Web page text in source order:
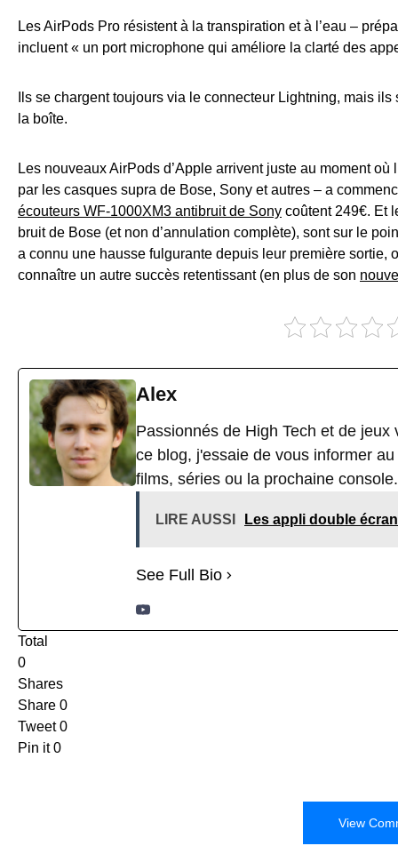
Les AirPods Pro résistent à la transpiration et à l’eau –
incluent « un port microphone qui améliore la clarté des
Ils se chargent toujours via le connecteur Lightning, mais
la boîte.
Les nouveaux AirPods d’Apple arrivent juste au moment
par les casques supra de Bose, Sony et autres – a
écouteurs WF-1000XM3 antibruit de Sony coûtent 249€. Et
bruit de Bose (et non d’annulation complète), sont sur le
a connu une hausse fulgurante depuis leur première sortie,
connaître un autre succès retentissant (en plus de son
Alex
Passionnés de High Tech et de
ce blog, j'essaie de vous informer
films, séries ou la prochaine console.
LIRE AUSSI Les appli double
See Full Bio
Total
0
Shares
Share 0
Tweet 0
Pin it 0
View